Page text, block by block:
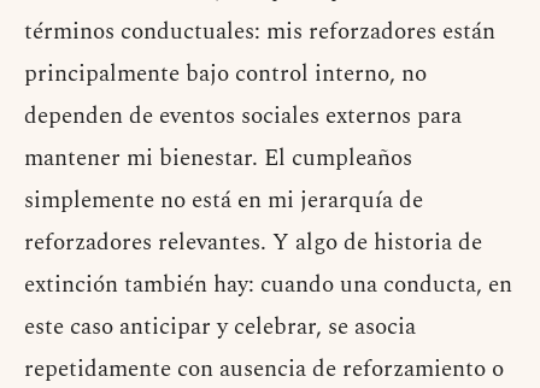
términos conductuales: mis reforzadores están
principalmente bajo control interno, no
dependen de eventos sociales externos para
mantener mi bienestar. El cumpleaños
simplemente no está en mi jerarquía de
reforzadores relevantes. Y algo de historia de
extinción también hay: cuando una conducta, en
este caso anticipar y celebrar, se asocia
repetidamente con ausencia de reforzamiento o